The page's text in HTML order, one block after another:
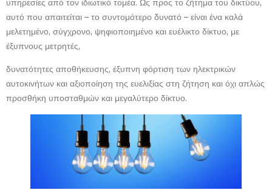
υπηρεσίες από τον ιδιωτικό τομέα. Ως προς το ζήτημα του δικτύου,
αυτό που απαιτείται – το συντομότερο δυνατό – είναι ένα καλά
μελετημένο, σύγχρονο, ψηφιοποιημένο και ευέλικτο δίκτυο, με
έξυπνους μετρητές,
δυνατότητες αποθήκευσης, έξυπνη φόρτιση των ηλεκτρικών
αυτοκινήτων και αξιοποίηση της ευελιξίας στη ζήτηση και όχι απλώς
προσθήκη υποσταθμών και μεγαλύτερο δίκτυο.